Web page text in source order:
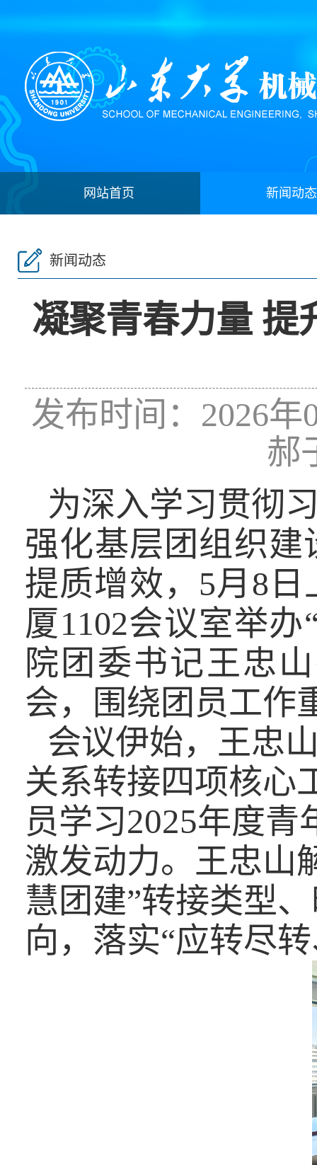
网站首页 新闻动态
新闻动态
凝聚青春力量
发布时间：2026
郝
为深入学习贯彻
强化基层团组织
提质增效， 5月 8
厦1102会议室举办
院团委书记王忠
会，围绕团员工作
会议伊始，王忠
关系转接四项核心
员学习2025年度青
激发动力。王忠山
慧团建”转接类型
向，落实“应转尽